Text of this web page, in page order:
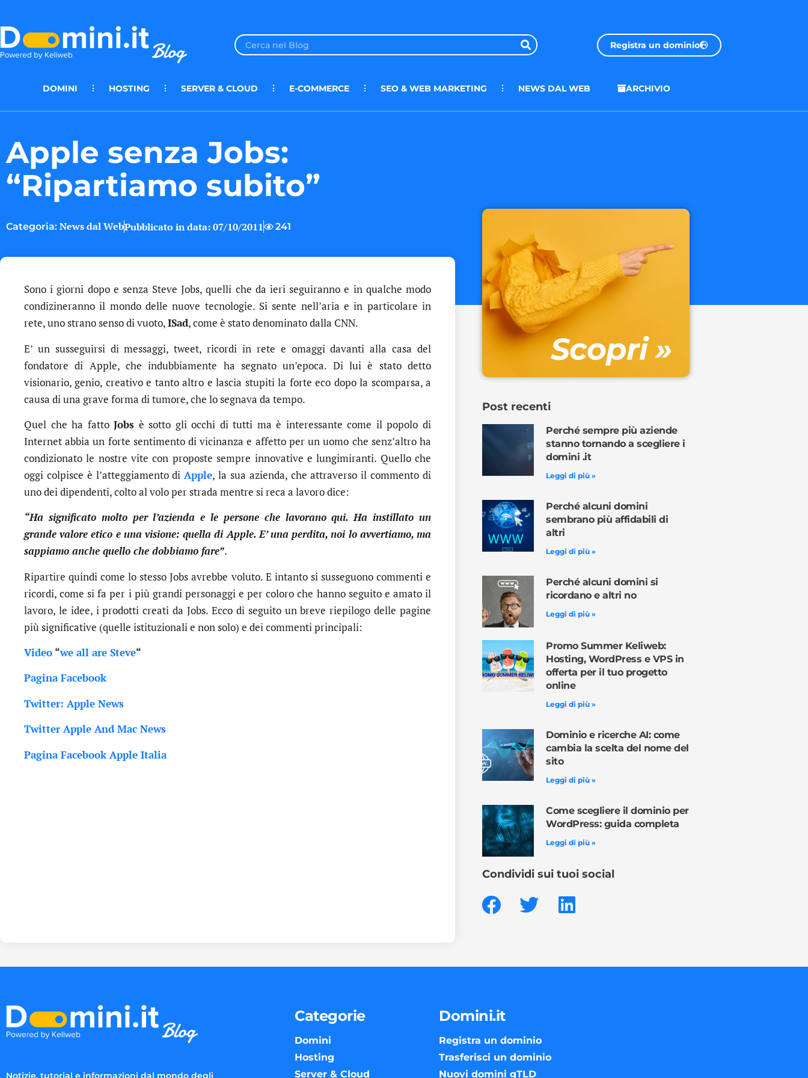
Registra un dominio
DOMINI HOSTING SERVER & CLOUD E-COMMERCE SEO & WEB MARKETING NEWS DAL WEB ARCHIVIO
Apple senza Jobs:
“Ripartiamo subito”
Categoria: News dal WebPubblicato in data:07/10/2011 241
Sono i giorni dopo e senza Steve Jobs, quelli che da ieri seguiranno e in qualche modo
condizineranno il mondo delle nuove tecnologie. Si sente nell’aria e in particolare in
rete, uno strano senso di vuoto,ISad, come è stato denominato dalla CNN.
E’ un susseguirsi di messaggi, tweet, ricordi in rete e omaggi davanti alla casa del
fondatore di Apple, che indubbiamente ha segnato un’epoca. Di lui è stato detto
visionario, genio, creativo e tanto altro e lascia stupiti la forte eco dopo la scomparsa, a
causa di una grave forma di tumore, che lo segnava da tempo.
Quel che ha fattoJobs è sotto gli occhi di tutti ma è interessante come il popolo di
Internet abbia un forte sentimento di vicinanza e affetto per un uomo che senz’altro ha
condizionato le nostre vite con proposte sempre innovative e lungimiranti. Quello che
oggi colpisce è l’atteggiamento diApple, la sua azienda, che attraverso il commento di
uno dei dipendenti, colto al volo per strada mentre si reca a lavoro dice:
“Ha significato molto per l’azienda e le persone che lavorano qui. Ha instillato un
grande valore etico e una visione: quella di Apple. E’ una perdita, noi lo avvertiamo, ma
sappiamo anche quello che dobbiamo fare”.
Ripartire quindi come lo stesso Jobs avrebbe voluto. E intanto si susseguono commenti e
ricordi, come si fa per i più grandi personaggi e per coloro che hanno seguito e amato il
lavoro, le idee, i prodotti creati da Jobs. Ecco di seguito un breve riepilogo delle pagine
più significative (quelle istituzionali e non solo) e dei commenti principali:
Video “we all are Steve“
Pagina Facebook
Twitter: Apple News
Twitter Apple And Mac News
Pagina Facebook Apple Italia
Scopri »
Post recenti
Perché sempre più aziende
stanno tornando a scegliere i
domini .it
Leggi di più »
Perché alcuni domini
sembrano più affidabili di
altri
Leggi di più »
Perché alcuni domini si
ricordano e altri no
Leggi di più »
Promo Summer Keliweb:
Hosting, WordPress e VPS in
offerta per il tuo progetto
online
Leggi di più »
Dominio e ricerche AI: come
cambia la scelta del nome del
sito
Leggi di più »
Come scegliere il dominio per
WordPress: guida completa
Leggi di più »
Condividi sui tuoi social
Notizie, tutorial e informazioni dal mondo degli
Categorie
Domini
Hosting
Server & Cloud
Domini.it
Registra un dominio
Trasferisci un dominio
Nuovi domini gTLD